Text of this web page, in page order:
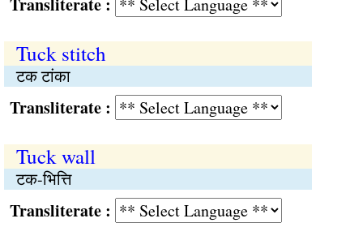
Tuck stitch
टक टांका
:
Tuck wall
टक-भित्ति
: